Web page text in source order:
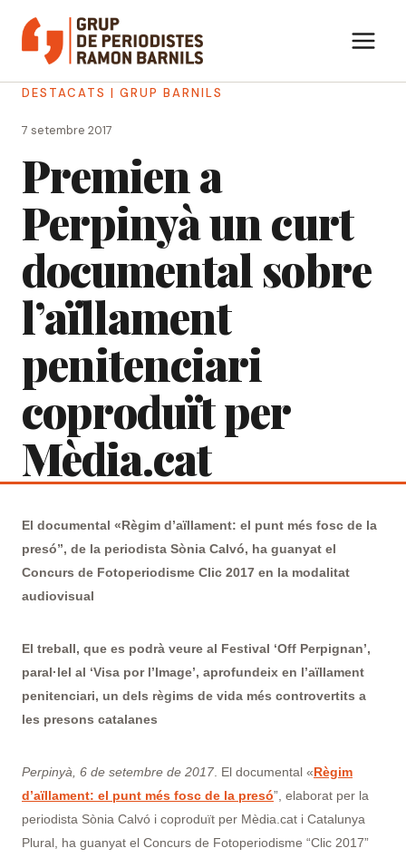
contingut
DESTACATS | GRUP BARNILS
7 setembre 2017
Premien a
Perpinyà un curt
documental sobre
l’aïllament
penitenciari
coproduït per
Mèdia.cat
El documental «Règim d’aïllament: el punt més fosc de la
presó”, de la periodista Sònia Calvó, ha guanyat el
Concurs de Fotoperiodisme Clic 2017 en la modalitat
audiovisual
El treball, que es podrà veure al Festival ‘Off Perpignan’,
paral·lel al ‘Visa por l’Image’, aprofundeix en l’aïllament
penitenciari, un dels règims de vida més controvertits a
les presons catalanes
Perpinyà, 6 de setembre de 2017 . El documental «Règim
d’aïllament: el punt més fosc de la presó”, elaborat per la
periodista Sònia Calvó i coproduït per Mèdia.cat i Catalunya
Plural, ha guanyat el Concurs de Fotoperiodisme “Clic 2017”